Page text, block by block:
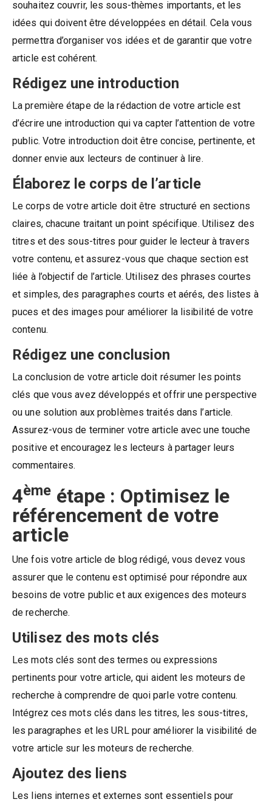
souhaitez couvrir, les sous-thèmes importants, et les
idées qui doivent être développées en détail. Cela vous
permettra d’organiser vos idées et de garantir que votre
article est cohérent.
Rédigez une introduction
La première étape de la rédaction de votre article est
d’écrire une introduction qui va capter l’attention de votre
public. Votre introduction doit être concise, pertinente, et
donner envie aux lecteurs de continuer à lire.
Élaborez le corps de l’article
Le corps de votre article doit être structuré en sections
claires, chacune traitant un point spécifique. Utilisez des
titres et des sous-titres pour guider le lecteur à travers
votre contenu, et assurez-vous que chaque section est
liée à l’objectif de l’article. Utilisez des phrases courtes
et simples, des paragraphes courts et aérés, des listes à
puces et des images pour améliorer la lisibilité de votre
contenu.
Rédigez une conclusion
La conclusion de votre article doit résumer les points
clés que vous avez développés et offrir une perspective
ou une solution aux problèmes traités dans l’article.
Assurez-vous de terminer votre article avec une touche
positive et encouragez les lecteurs à partager leurs
commentaires.
4ème étape : Optimisez le
référencement de votre
article
Une fois votre article de blog rédigé, vous devez vous
assurer que le contenu est optimisé pour répondre aux
besoins de votre public et aux exigences des moteurs
de recherche.
Utilisez des mots clés
Les mots clés sont des termes ou expressions
pertinents pour votre article, qui aident les moteurs de
recherche à comprendre de quoi parle votre contenu.
Intégrez ces mots clés dans les titres, les sous-titres,
les paragraphes et les URL pour améliorer la visibilité de
votre article sur les moteurs de recherche.
Ajoutez des liens
Les liens internes et externes sont essentiels pour